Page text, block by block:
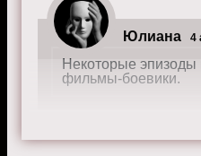
Юлиана 4
Некоторые
фильмы-боевики.